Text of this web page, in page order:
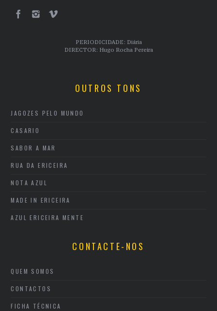
PERIODICIDADE: Diária
DIRECTOR: Hugo Rocha Pereira
OUTROS TONS
JAGOZES PELO MUNDO
CASARIO
SABOR A MAR
RUA DA ERICEIRA
NOTA AZUL
MADE IN ERICEIRA
AZUL ERICEIRA MENTE
CONTACTE-NOS
QUEM SOMOS
CONTACTOS
FICHA TÉCNICA